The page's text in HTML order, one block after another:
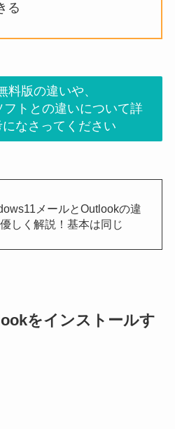
る
料版の違いや、
トとの違いについて詳
なさってください
メールとOutlookの違
しく解説！基本は同じ
をインストールす